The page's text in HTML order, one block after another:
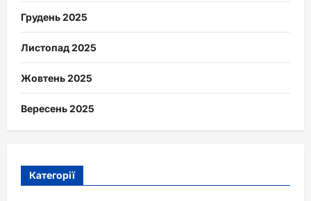
Грудень 2025
Листопад 2025
Жовтень 2025
Вересень 2025
Категорії